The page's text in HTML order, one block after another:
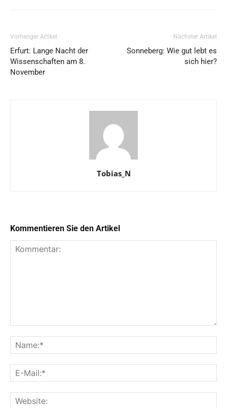
Vorheriger Artikel
Erfurt: Lange Nacht der
Wissenschaften am 8.
November
Nächster Artikel
Sonneberg: Wie gut lebt es
sich hier?
Tobias_N
Kommentieren Sie den Artikel